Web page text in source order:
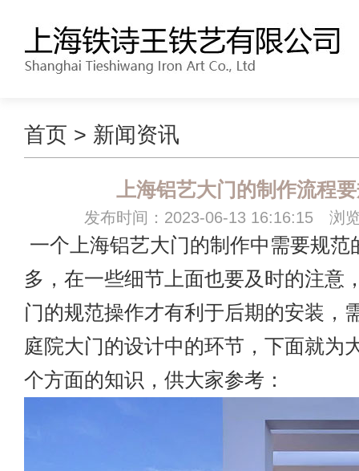
首页 > 新闻资讯
上海铝艺大门的制作流程
发布时间：2023-06-13 16:16:15 浏
一个上海铝艺大门的制作中需要规范
多，在一些细节上面也要及时的注意
门的规范操作才有利于后期的安装，
庭院大门的设计中的环节，下面就为
个方面的知识，供大家参考：